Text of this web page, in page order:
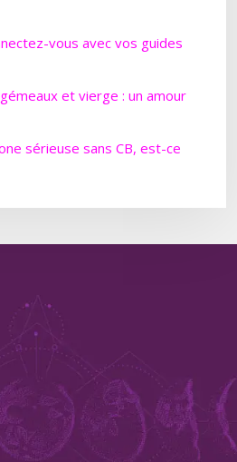
vous avec vos guides
et vierge : un amour
sérieuse sans CB, est-ce